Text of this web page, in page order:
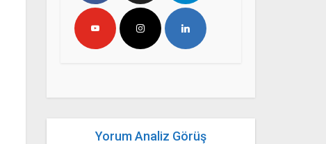
Yorum Analiz Görüş